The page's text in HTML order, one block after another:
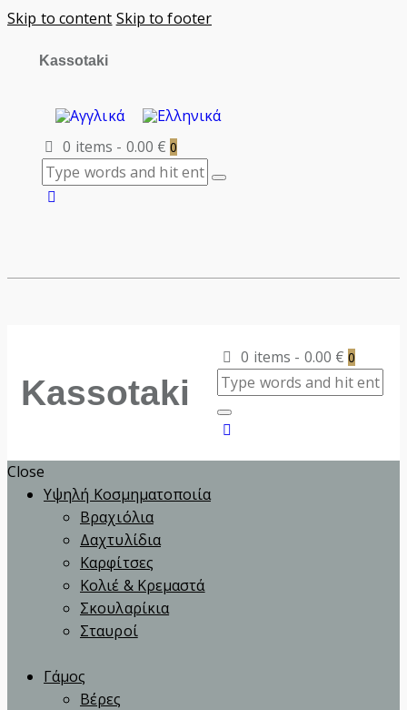
Skip to content Skip to footer
Kassotaki
0 items - 0.00 € 0
Kassotaki
0 items - 0.00 € 0
Close
Υψηλή Κοσμηματοποιία
Βραχιόλια
Δαχτυλίδια
Καρφίτσες
Κολιέ & Κρεμαστά
Σκουλαρίκια
Σταυροί
Γάμος
Βέρες